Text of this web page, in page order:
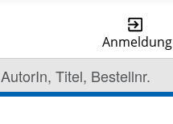
Anmeldung